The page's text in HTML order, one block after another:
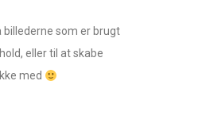
billederne som er brugt
eller til at skabe
med